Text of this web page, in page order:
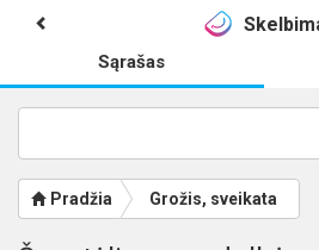
Sąrašas
Pradžia Grožis, sveikata